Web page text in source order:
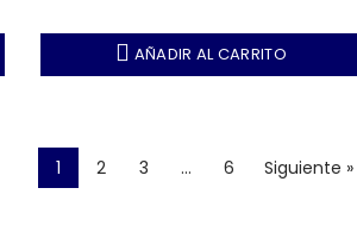
AÑADIR AL CARRITO
1 2 3 … 6 Siguiente »